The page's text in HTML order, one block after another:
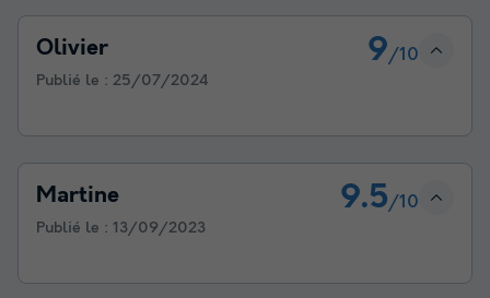
Olivier 9/10
Publié le : 25/07/2024
Martine 9.5/10
Publié le : 13/09/2023